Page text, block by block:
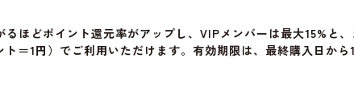
ほどポイント還元率がアップし、VIPメンバーは最大15%と、
＝1円）でご利用いただけます。有効期限は、最終購入日から